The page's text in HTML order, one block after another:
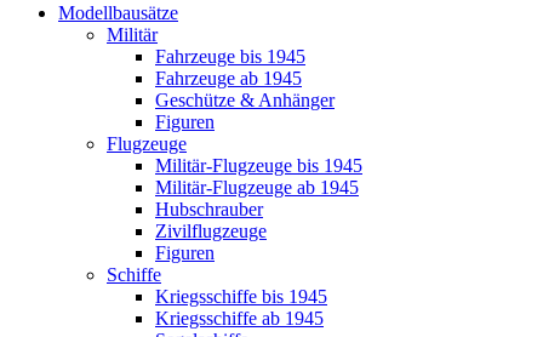
Modellbausätze
Militär
Fahrzeuge bis 1945
Fahrzeuge ab 1945
Geschütze & Anhänger
Figuren
Flugzeuge
Militär-Flugzeuge bis 1945
Militär-Flugzeuge ab 1945
Hubschrauber
Zivilflugzeuge
Figuren
Schiffe
Kriegsschiffe bis 1945
Kriegsschiffe ab 1945